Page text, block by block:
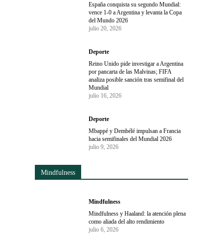
España conquista su segundo Mundial:
vence 1-0 a Argentina y levanta la Copa
del Mundo 2026
julio 20, 2026
Deporte
Reino Unido pide investigar a Argentina
por pancarta de las Malvinas; FIFA
analiza posible sanción tras semifinal del
Mundial
julio 16, 2026
Deporte
Mbappé y Dembélé impulsan a Francia
hacia semifinales del Mundial 2026
julio 9, 2026
Mindfulness
Mindfulness
Mindfulness y Haaland: la atención plena
como aliada del alto rendimiento
julio 6, 2026